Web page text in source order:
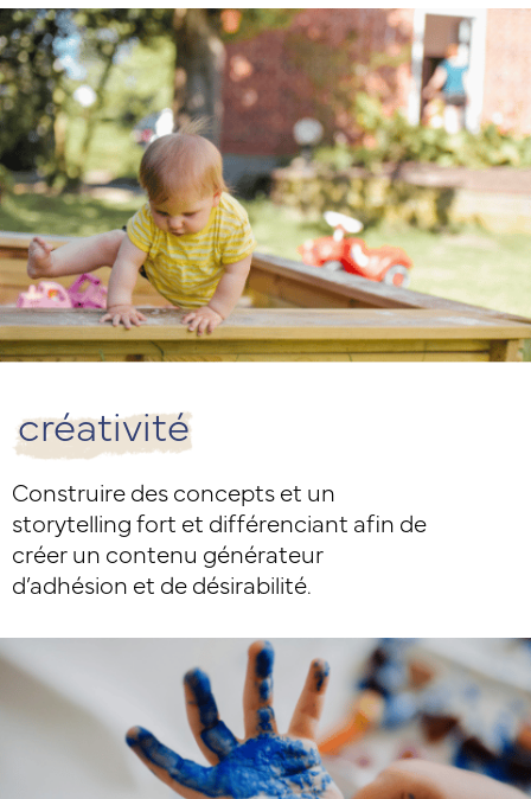
créativité
Construire des concepts et un
storytelling fort et différenciant afin de
créer un contenu générateur
d’adhésion et de désirabilité.